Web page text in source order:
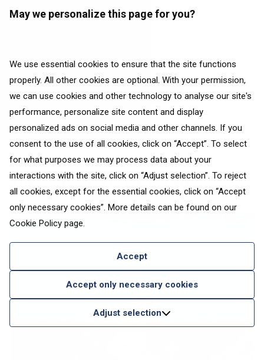
May we personalize this page for you?
We use essential cookies to ensure that the site functions
properly. All other cookies are optional. With your permission,
we can use cookies and other technology to analyse our site's
performance, personalize site content and display
personalized ads on social media and other channels. If you
consent to the use of all cookies, click on “Accept”. To select
for what purposes we may process data about your
interactions with the site, click on “Adjust selection”. To reject
all cookies, except for the essential cookies, click on “Accept
only necessary cookies”. More details can be found on our
Cookie Policy page.
Accept
Accept only necessary cookies
Adjust selection
магазин сандалий Melissinos (Normanou 7,
Приобретай авиабилеты в Афины
Лиссабон, Португалия